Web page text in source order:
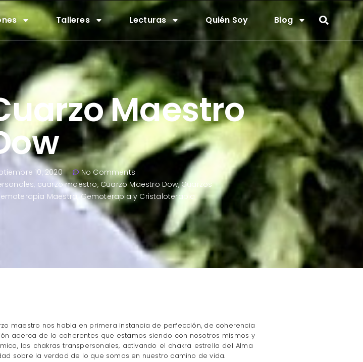
Talleres Lecturas Quién Soy Blog
Maestro
10, 2020
No Comments
, cuarzo maestro, Cuarzo Maestro Dow,Cuarzos
Maestra,Gemoterapia y Cristaloterapia
maestro nos habla en primera instancia de perfección, de coherencia
acerca de lo coherentes que estamos siendo con nosotros mismos y
los chakras transpersonales, activando el chakra estrella del Alma
sobre la verdad de lo que somos en nuestro camino de vida.